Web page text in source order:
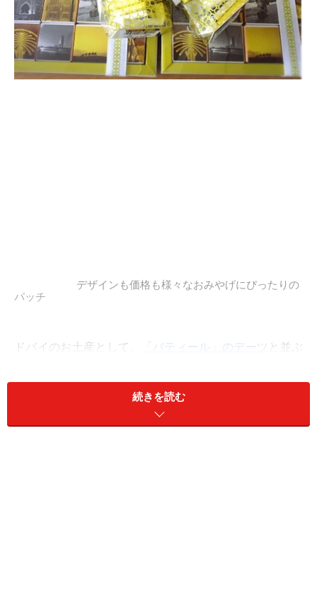
デザインも価格も様々なおみやげにぴったりの
パッチ
ドバイのお土産として、 「バティール」のデーツ と並ぶ
は近隣レバノン発のチョコレートブランド。最近ではド
バイ発のお土産もたくさんありますが、1974年に設立さ
れたチョコレートメーカーパッチは本国レバノンのチョ
続きを読む